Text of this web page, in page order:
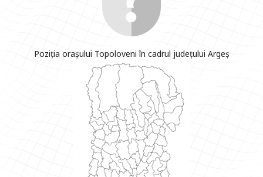
Poziția orașului Topoloveni în cadrul județului Argeș